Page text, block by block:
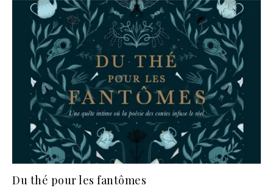
Du thé pour les fantômes